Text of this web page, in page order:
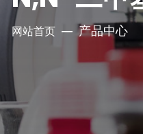
网站首页 产品中心